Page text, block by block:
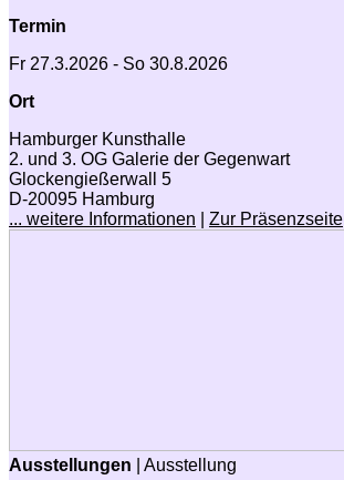
Termin
Fr 27.3.2026 - So 30.8.2026
Ort
Hamburger Kunsthalle
2. und 3. OG Galerie der Gegenwart
Glockengießerwall 5
D-20095 Hamburg
... weitere Informationen
Zur Präsenzseite
Ausstellungen | Ausstellung